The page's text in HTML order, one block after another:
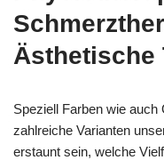
Ästhetische
Speziell Farben wie auch
zahlreiche Varianten
erstaunt sein, welche